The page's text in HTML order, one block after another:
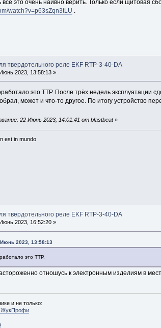
все это очень наивно верить. Только если щитовая
watch?v=p63sZqn3tLU .
твердотельного реле EKF RTP-3-40-DA
2023, 13:58:13 »
это ТТР. После трёх недель эксплуатации
может и что-то другое. По итогу устройство
22 Июнь 2023, 14:01:41 от blastbeat»
est in mundo
твердотельного реле EKF RTP-3-40-DA
2023, 16:52:20 »
2023, 13:58:13
это ТТР.
отношусь к электронным изделиям в
и не только: